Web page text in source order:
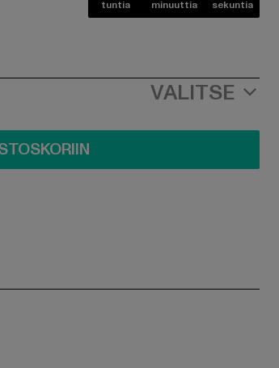
tuntia minuuttia sekuntia
VALITSE